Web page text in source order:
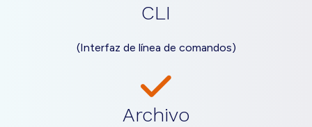
CLI
(Interfaz de línea de comandos)
Archivo